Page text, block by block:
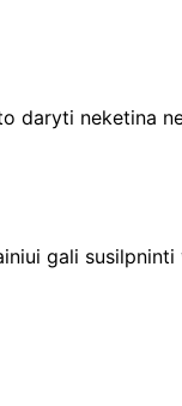
daryti neketina
gali